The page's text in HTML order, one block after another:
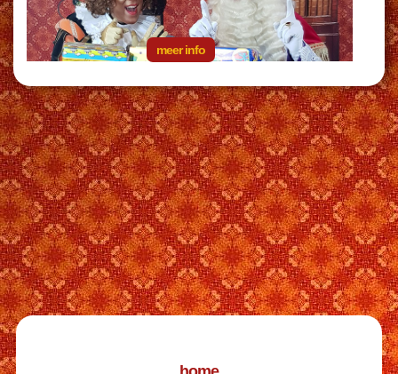
meer info